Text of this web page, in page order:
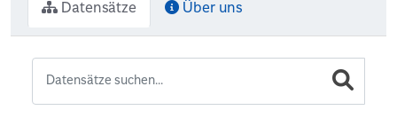
Datensätze Über uns